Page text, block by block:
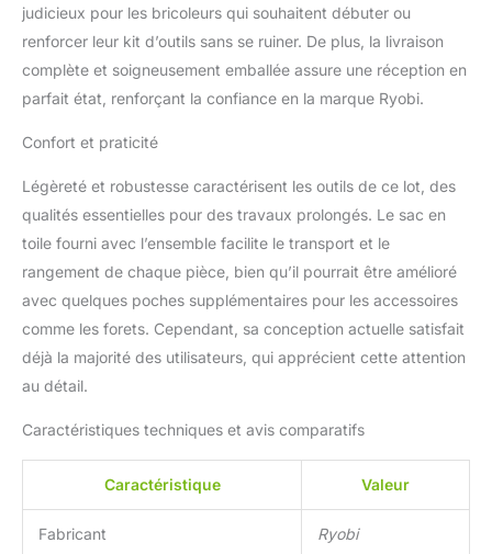
de coupes (jusqu'à 3000
tr/min) pour ne pas écailler.
fait sans outils en 1 tour de
main. Coupes nettes et
garder la zone de travail
propre et les lignes de coupe
visibles. [Scie Circulaire]
Puissante et ergonomique en
vitesse à vide de 4700 tr/min
et sa capacité de coupe
jusqu'à 45 mm à 90° et 32
vos tâches sur bois. Avec sa
précision. La protection de
l'interrupteur à gâchette avec
judicieux pour les bricoleurs qui souhaitent débuter ou
renforcer leur kit d’outils sans se ruiner. De plus, la livraison
complète et soigneusement emballée assure une réception en
parfait état, renforçant la confiance en la marque Ryobi.
Confort et praticité
Légèreté et robustesse caractérisent les outils de ce lot, des
qualités essentielles pour des travaux prolongés. Le sac en
toile fourni avec l’ensemble facilite le transport et le
rangement de chaque pièce, bien qu’il pourrait être amélioré
avec quelques poches supplémentaires pour les accessoires
comme les forets. Cependant, sa conception actuelle satisfait
déjà la majorité des utilisateurs, qui apprécient cette attention
au détail.
Caractéristiques techniques et avis comparatifs
Caractéristique Valeur
Fabricant Ryobi